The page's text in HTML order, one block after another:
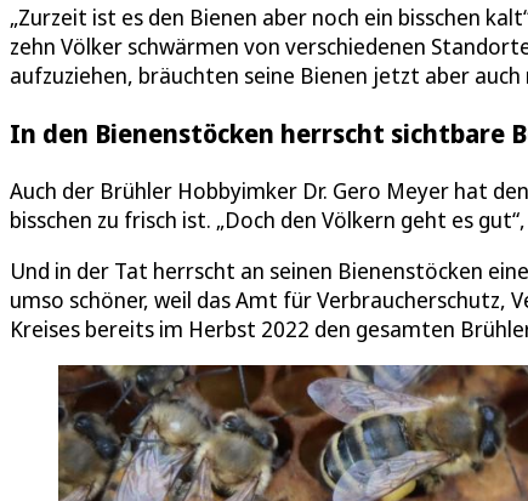
„Zurzeit ist es den Bienen aber noch ein bisschen
zehn Völker schwärmen von verschiedenen
aufzuziehen, bräuchten seine Bienen jetzt aber
In den Bienenstöcken herrscht sichtbare
Auch der Brühler Hobbyimker Dr. Gero Meyer hat
bisschen zu frisch ist. „Doch den Völkern geht es
Und in der Tat herrscht an seinen Bienenstöcken
umso schöner, weil das Amt für Verbraucherschutz,
Kreises bereits im Herbst 2022 den gesamten